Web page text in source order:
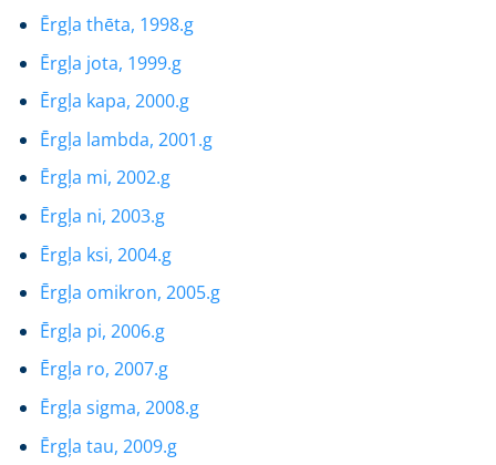
Ērgļa thēta, 1998.g
Ērgļa jota, 1999.g
Ērgļa kapa, 2000.g
Ērgļa lambda, 2001.g
Ērgļa mi, 2002.g
Ērgļa ni, 2003.g
Ērgļa ksi, 2004.g
Ērgļa omikron, 2005.g
Ērgļa pi, 2006.g
Ērgļa ro, 2007.g
Ērgļa sigma, 2008.g
Ērgļa tau, 2009.g